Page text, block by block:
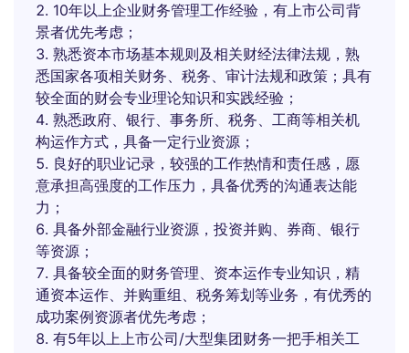
10年以上企业财务管理工作经验，有上市公司背
景者优先考虑；
熟悉资本市场基本规则及相关财经法律法规，熟
悉国家各项相关财务、税务、审计法规和政策；具有
较全面的财会专业理论知识和实践经验；
熟悉政府、银行、事务所、税务、工商等相关机
构运作方式，具备一定行业资源；
良好的职业记录，较强的工作热情和责任感，愿
意承担高强度的工作压力，具备优秀的沟通表达能
力；
具备外部金融行业资源，投资并购、券商、银行
等资源；
具备较全面的财务管理、资本运作专业知识，精
通资本运作、并购重组、税务筹划等业务，有优秀的
成功案例资源者优先考虑；
有5年以上上市公司/大型集团财务一把手相关工